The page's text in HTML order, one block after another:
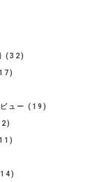
(32)
ュー (19)